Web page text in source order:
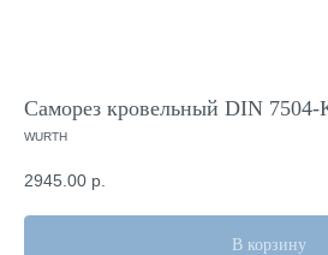
Саморез кровельный DIN 7504-
WURTH
2945.00 р.
В корзину